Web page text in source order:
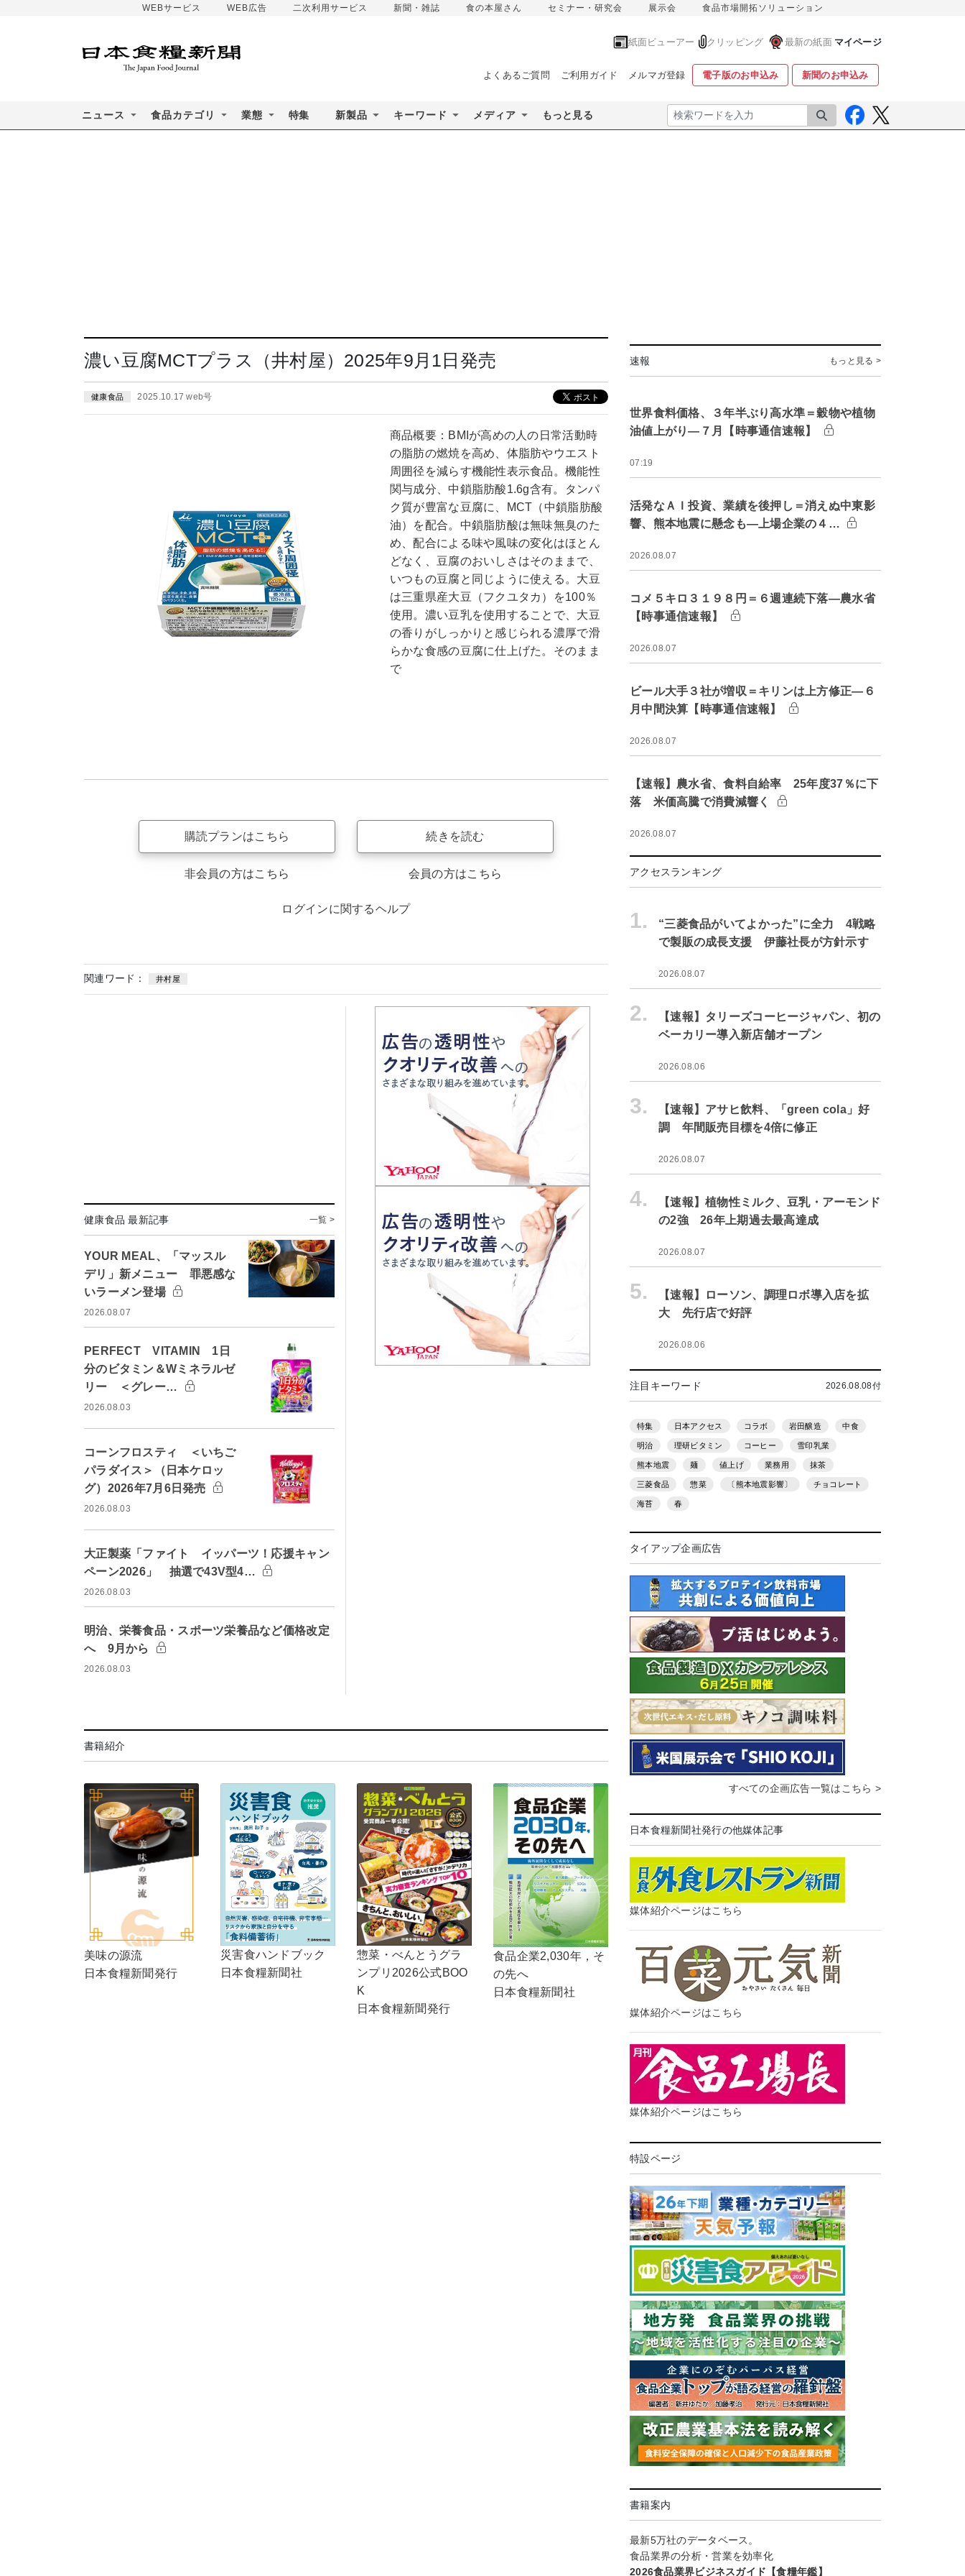
WEBサービス WEB広告 二次利用サービス 新聞・雑誌 食の本屋さん セミナー・研究会 展示会 食品市場開拓ソリューション
紙面ビューアー クリッピング 最新の紙面 マイページ
よくあるご質問 ご利用ガイド メルマガ登録 電子版のお申込み 新聞のお申込み
ニュース 食品カテゴリ 業態 特集 新製品 キーワード メディア もっと見る 検索
濃い豆腐MCTプラス（井村屋）2025年9月1日発売
健康食品 2025.10.17 web号
商品概要：BMIが高めの人の日常活動時
の脂肪の燃焼を高め、体脂肪やウエスト
周囲径を減らす機能性表示食品。機能性
関与成分、中鎖脂肪酸1.6g含有。タンパ
ク質が豊富な豆腐に、MCT（中鎖脂肪酸
油）を配合。中鎖脂肪酸は無味無臭のた
め、配合による味や風味の変化はほとん
どなく、豆腐のおいしさはそのままで、
いつもの豆腐と同じように使える。大豆
は三重県産大豆（フクユタカ）を100％
使用。濃い豆乳を使用することで、大豆
の香りがしっかりと感じられる濃厚で滑
らかな食感の豆腐に仕上げた。そのまま
で
購読プランはこちら
非会員の方はこちら
続きを読む
会員の方はこちら
ログインに関するヘルプ
関連ワード： 井村屋
健康食品 最新記事 一覧 >
YOUR MEAL、「マッスル
デリ」新メニュー 罪悪感な
いラーメン登場
2026.08.07
PERFECT VITAMIN 1日
分のビタミン＆Wミネラルゼ
リー ＜グレー…
2026.08.03
コーンフロスティ ＜いちご
パラダイス＞（日本ケロッ
グ）2026年7月6日発売
2026.08.03
大正製薬「ファイト イッパーツ！応援キャン
ペーン2026」 抽選で43V型4…
2026.08.03
明治、栄養食品・スポーツ栄養品など価格改定
へ 9月から
2026.08.03
書籍紹介
美味の源流
日本食糧新聞発行
災害食ハンドブック
日本食糧新聞社
惣菜・べんとうグラ
ンプリ2026公式BOO
K
日本食糧新聞発行
食品企業2,030年，そ
の先へ
日本食糧新聞社
速報 もっと見る >
世界食料価格、３年半ぶり高水準＝穀物や植物
油値上がり―７月【時事通信速報】
07:19
活発なＡＩ投資、業績を後押し＝消えぬ中東影
響、熊本地震に懸念も―上場企業の４…
2026.08.07
コメ５キロ３１９８円＝６週連続下落―農水省
【時事通信速報】
2026.08.07
ビール大手３社が増収＝キリンは上方修正―６
月中間決算【時事通信速報】
2026.08.07
【速報】農水省、食料自給率 25年度37％に下
落 米価高騰で消費減響く
2026.08.07
アクセスランキング
1.
“三菱食品がいてよかった”に全力 4戦略
で製販の成長支援 伊藤社長が方針示す
2026.08.07
2.
【速報】タリーズコーヒージャパン、初の
ベーカリー導入新店舗オープン
2026.08.06
3.
【速報】アサヒ飲料、「green cola」好
調 年間販売目標を4倍に修正
2026.08.07
4.
【速報】植物性ミルク、豆乳・アーモンド
の2強 26年上期過去最高達成
2026.08.07
5.
【速報】ローソン、調理ロボ導入店を拡
大 先行店で好評
2026.08.06
注目キーワード 2026.08.08付
特集 日本アクセス コラボ 岩田醸造 中食
明治 理研ビタミン コーヒー 雪印乳業
熊本地震 麺 値上げ 業務用 抹茶
三菱食品 惣菜 〔熊本地震影響〕 チョコレート
海苔 春
タイアップ企画広告
すべての企画広告一覧はこちら >
日本食糧新聞社発行の他媒体記事
媒体紹介ページはこちら
媒体紹介ページはこちら
媒体紹介ページはこちら
特設ページ
書籍案内
最新5万社のデータベース。
食品業界の分析・営業を効率化
2026食品業界ビジネスガイド【食糧年鑑】